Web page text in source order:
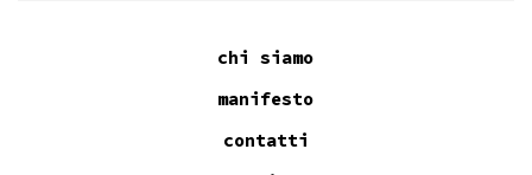
chi siamo
manifesto
contatti